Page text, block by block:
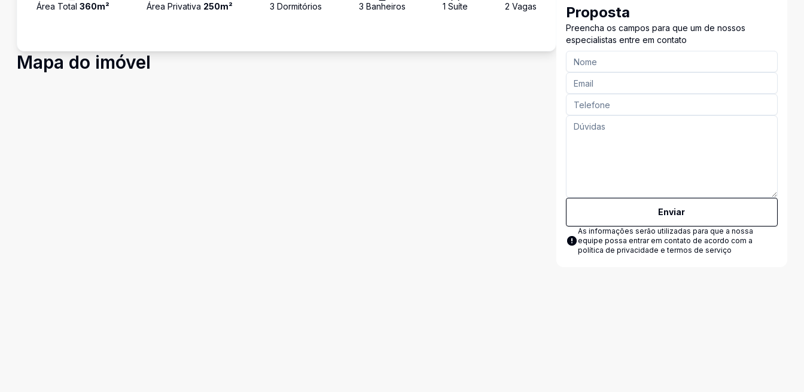
Área Total 360m² Área Privativa 250m² 3 Dormitórios 3 Banheiros 1 Suíte 2 Vagas
Mapa do imóvel
Proposta
Preencha os campos para que um de nossos
especialistas entre em contato
Enviar
As informações serão utilizadas para que a nossa
equipe possa entrar em contato de acordo com a
política de privacidade e termos de serviço